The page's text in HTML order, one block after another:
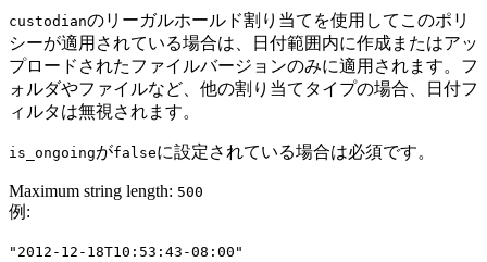
custodianのリーガルホールド割り当てを使用してこのポリ
シーが適用されている場合は、日付範囲内に作成またはアッ
プロードされたファイルバージョンのみに適用されます。フ
ォルダやファイルなど、他の割り当てタイプの場合、日付フ
ィルタは無視されます。
is_ongoingがfalseに設定されている場合は必須です。
Maximum string length: 500
例 :
"2012-12-18T10:53:43-08:00"